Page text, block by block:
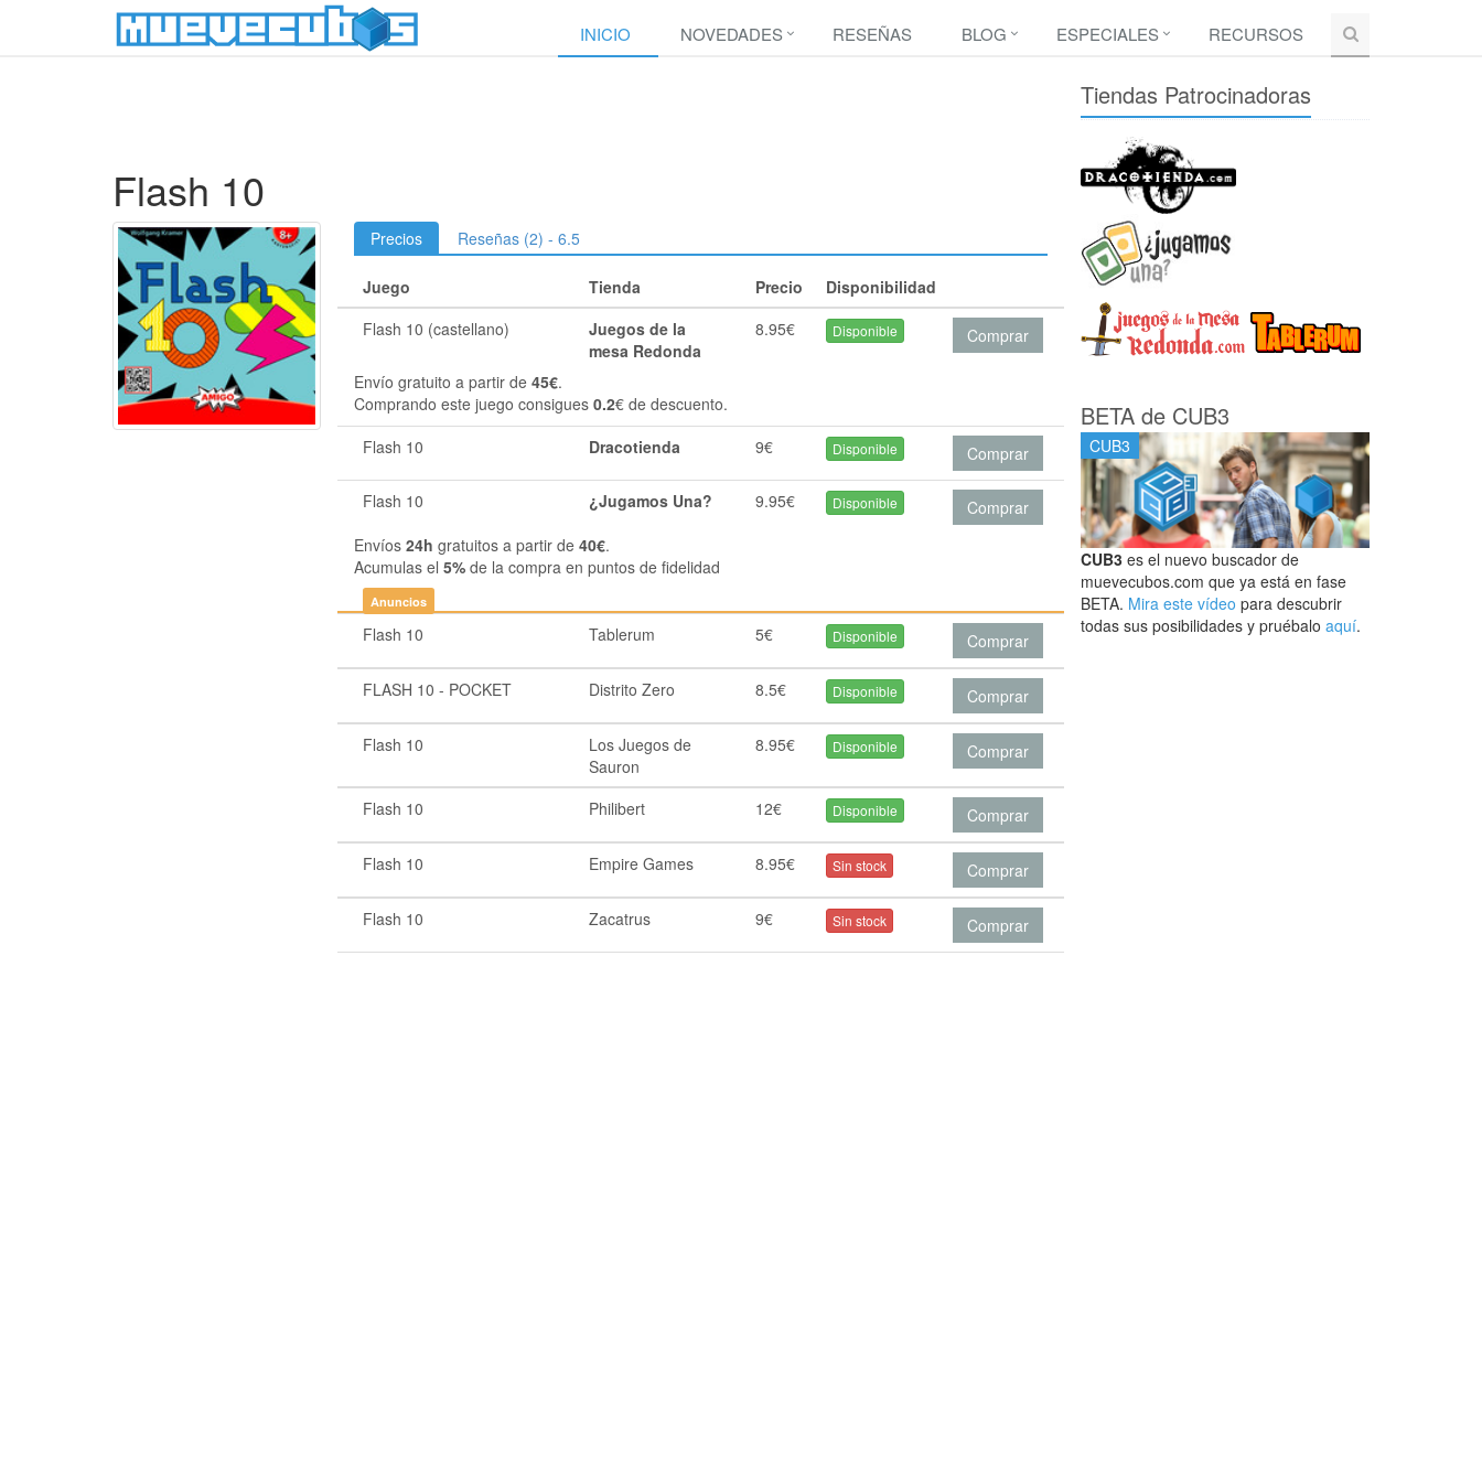
INICIO NOVEDADES RESEÑAS BLOG ESPECIALES RECURSOS
Flash 10
Precios Reseñas (2) - 6.5
Juego Tienda Precio
Disponibilidad
Flash 10 (castellano)
Juegos de la
mesa Redonda
8.95€ Disponible Comprar
Envío gratuito a partir de45€.
Comprando este juego consigues0.2€ de descuento.
Flash 10
Dracotienda 9€ Disponible Comprar
Flash 10 ¿Jugamos Una? 9.95€ Disponible
Comprar
Envíos24h gratuitos a partir de40€.
Acumulas el5% de la compra en puntos de fidelidad
Anuncios
Flash 10 Tablerum 5€ Disponible Comprar
FLASH 10 - POCKET Distrito Zero 8.5€ Disponible Comprar
Flash 10
Los Juegos de
Sauron
8.95€ Disponible Comprar
Flash 10 Philibert 12€ Disponible Comprar
Flash 10 Empire Games 8.95€ Sin stock Comprar
Flash 10 Zacatrus 9€ Sin stock Comprar
Tiendas Patrocinadoras
BETA de CUB3
CUB3
CUB3es el nuevo buscador de
muevecubos.com que ya está en fase
BETA. Mira este vídeo para descubrir
todas sus posibilidades y pruébalo aquí.